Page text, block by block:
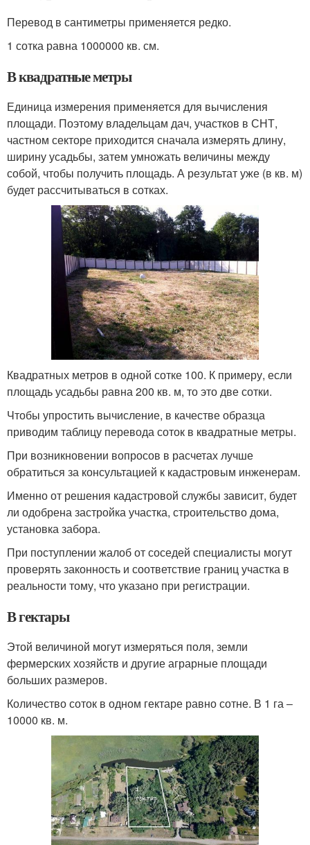
Перевод в сантиметры применяется редко.
1 сотка равна 1000000 кв. см.
В квадратные метры
Единица измерения применяется для вычисления
площади. Поэтому владельцам дач, участков в СНТ,
частном секторе приходится сначала измерять длину,
ширину усадьбы, затем умножать величины между
собой, чтобы получить площадь. А результат уже (в кв. м)
будет рассчитываться в сотках.
Квадратных метров в одной сотке 100. К примеру, если
площадь усадьбы равна 200 кв. м, то это две сотки.
Чтобы упростить вычисление, в качестве образца
приводим таблицу перевода соток в квадратные метры.
При возникновении вопросов в расчетах лучше
обратиться за консультацией к кадастровым инженерам.
Именно от решения кадастровой службы зависит, будет
ли одобрена застройка участка, строительство дома,
установка забора.
При поступлении жалоб от соседей специалисты могут
проверять законность и соответствие границ участка в
реальности тому, что указано при регистрации.
В гектары
Этой величиной могут измеряться поля, земли
фермерских хозяйств и другие аграрные площади
больших размеров.
Количество соток в одном гектаре равно сотне. В 1 га ‒
10000 кв. м.